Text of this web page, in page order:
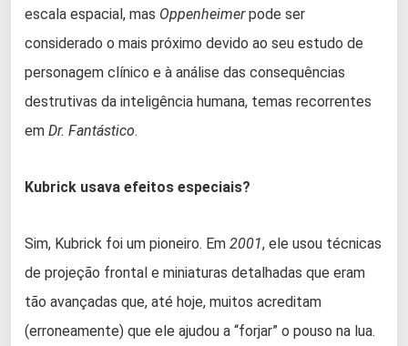
escala espacial, mas Oppenheimerpode ser
considerado o mais próximo devido ao seu estudo de
personagem clínico e à análise das consequências
destrutivas da inteligência humana, temas recorrentes
em Dr. Fantástico.
Kubrick usava efeitos especiais?
Sim, Kubrick foi um pioneiro. Em 2001, ele usou técnicas
de projeção frontal e miniaturas detalhadas que eram
tão avançadas que, até hoje, muitos acreditam
(erroneamente) que ele ajudou a “forjar” o pouso na lua.